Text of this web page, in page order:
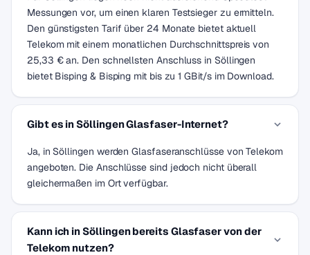
Messungen vor, um einen klaren Testsieger zu ermitteln.
Den günstigsten Tarif über 24 Monate bietet aktuell
Telekom mit einem monatlichen Durchschnittspreis von
25,33 € an. Den schnellsten Anschluss in Söllingen
bietet Bisping & Bisping mit bis zu 1 GBit/s im Download.
Gibt es in Söllingen Glasfaser-Internet?
Ja, in Söllingen werden Glasfaseranschlüsse von Telekom
angeboten. Die Anschlüsse sind jedoch nicht überall
gleichermaßen im Ort verfügbar.
Kann ich in Söllingen bereits Glasfaser von der
Telekom nutzen?